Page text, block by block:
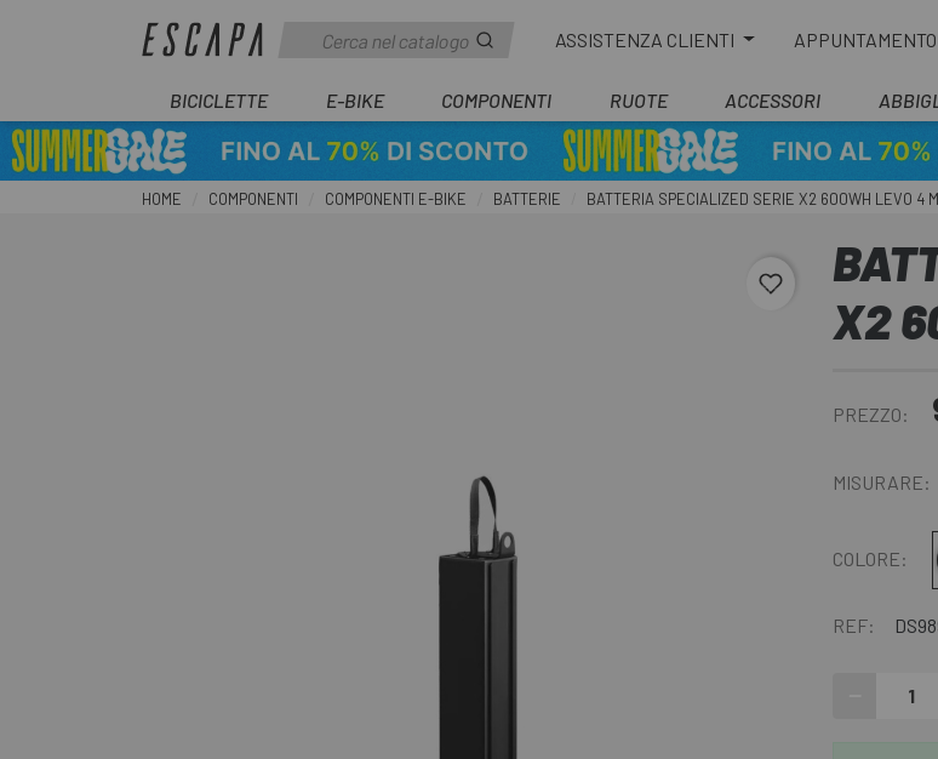
ASSISTENZA CLIENTI
BICICLETTE E-BIKE COMPONENTI RUOTE ACCESSORI
HOME COMPONENTI COMPONENTI E-BIKE BATTERIE BATTERIA SPECIALIZED SERIE X2 600WH LEVO 4
favorite_border
X2
PREZZO:
MISURARE:
COLORE:
REF: